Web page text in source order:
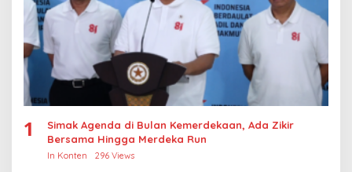
1
Simak Agenda di Bulan Kemerdekaan, Ada Zikir
Bersama Hingga Merdeka Run
In Konten 296 Views